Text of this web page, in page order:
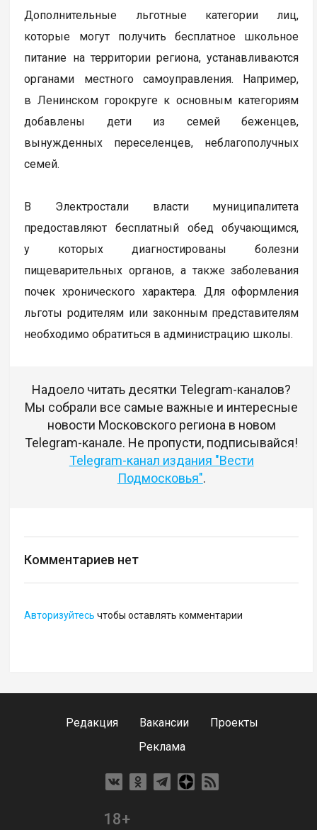
Дополнительные льготные категории лиц,
которые могут получить бесплатное школьное
питание на территории региона, устанавливаются
органами местного самоуправления. Например,
в Ленинском горокруге к основным категориям
добавлены дети из семей беженцев,
вынужденных переселенцев, неблагополучных
семей.
В Электростали власти муниципалитета
предоставляют бесплатный обед обучающимся,
у которых диагностированы болезни
пищеварительных органов, а также заболевания
почек хронического характера. Для оформления
льготы родителям или законным представителям
необходимо обратиться в администрацию школы.
Надоело читать десятки Telegram-каналов?
Мы собрали все самые важные и интересные
новости Московского региона в новом
Telegram-канале. Не пропусти, подписывайся!
Telegram-канал издания "Вести
Подмосковья".
Комментариев нет
Авторизуйтесь чтобы оставлять комментарии
Редакция Вакансии
Проекты
Реклама
18+